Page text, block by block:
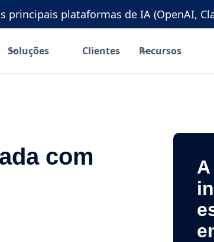
principais plataformas de IA (OpenAI,
Soluções Clientes Recursos
com